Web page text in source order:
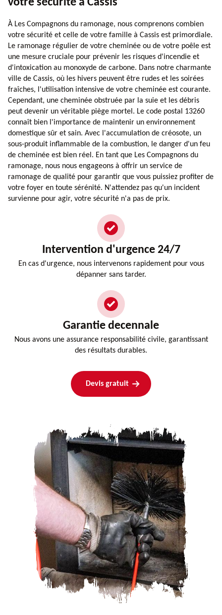
À Les Compagnons du ramonage, nous comprenons combien
votre sécurité et celle de votre famille à Cassis est primordiale.
Le ramonage régulier de votre cheminée ou de votre poêle est
une mesure cruciale pour prévenir les risques d'incendie et
d'intoxication au monoxyde de carbone. Dans notre charmante
ville de Cassis, où les hivers peuvent être rudes et les soirées
fraîches, l'utilisation intensive de votre cheminée est courante.
Cependant, une cheminée obstruée par la suie et les débris
peut devenir un véritable piège mortel. Le code postal 13260
connaît bien l'importance de maintenir un environnement
domestique sûr et sain. Avec l'accumulation de créosote, un
sous-produit inflammable de la combustion, le danger d'un feu
de cheminée est bien réel. En tant que Les Compagnons du
ramonage, nous nous engageons à offrir un service de
ramonage de qualité pour garantir que vous puissiez profiter de
votre foyer en toute sérénité. N'attendez pas qu'un incident
survienne pour agir, votre sécurité n'a pas de prix.
Intervention d'urgence 24/7
En cas d'urgence, nous intervenons rapidement pour vous
dépanner sans tarder.
Garantie decennale
Nous avons une assurance responsabilité civile, garantissant
des résultats durables.
Devis gratuit